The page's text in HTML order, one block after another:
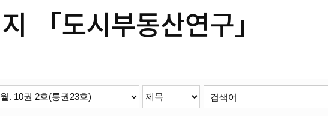
「도시부동산연구」